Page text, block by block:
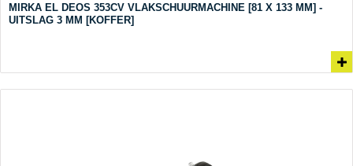
MIRKA EL DEOS 353CV VLAKSCHUURMACHINE [81 X 133 MM] -
UITSLAG 3 MM [KOFFER]